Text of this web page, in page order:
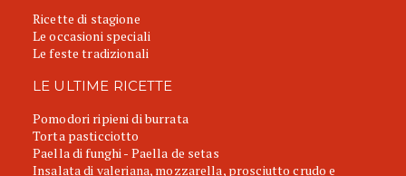
Ricette di stagione
Le occasioni speciali
Le feste tradizionali
LE ULTIME RICETTE
Pomodori ripieni di burrata
Torta pasticciotto
Paella di funghi - Paella de setas
Insalata di valeriana, mozzarella, prosciutto crudo e